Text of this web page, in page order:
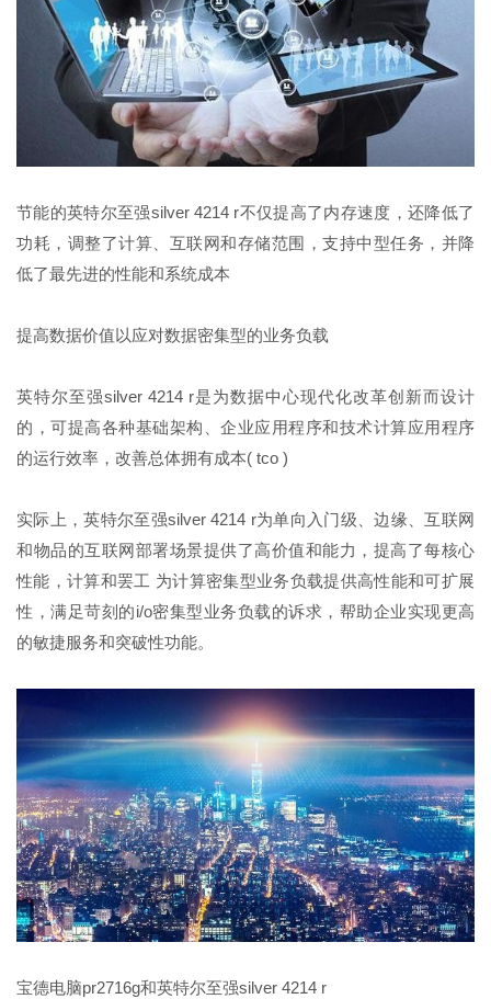
节能的英特尔至强silver 4214 r不仅提高了内存速度，还降低了
功耗，调整了计算、互联网和存储范围，支持中型任务，并降
低了最先进的性能和系统成本
提高数据价值以应对数据密集型的业务负载
英特尔至强silver 4214 r是为数据中心现代化改革创新而设计
的，可提高各种基础架构、企业应用程序和技术计算应用程序
的运行效率，改善总体拥有成本( tco )
实际上，英特尔至强silver 4214 r为单向入门级、边缘、互联网
和物品的互联网部署场景提供了高价值和能力，提高了每核心
性能，计算和罢工 为计算密集型业务负载提供高性能和可扩展
性，满足苛刻的i/o密集型业务负载的诉求，帮助企业实现更高
的敏捷服务和突破性功能。
宝德电脑pr2716g和英特尔至强silver 4214 r